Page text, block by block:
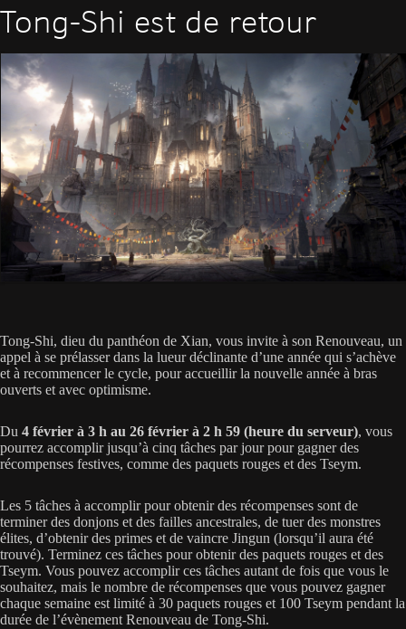
Tong-Shi est de retour
Tong-Shi, dieu du panthéon de Xian, vous invite à son Renouveau, un
appel à se prélasser dans la lueur déclinante d’une année qui s’achève
et à recommencer le cycle, pour accueillir la nouvelle année à bras
ouverts et avec optimisme.
Du 4 février à 3 h au 26 février à 2 h 59 (heure du serveur), vous
pourrez accomplir jusqu’à cinq tâches par jour pour gagner des
récompenses festives, comme des paquets rouges et des Tseym.
Les 5 tâches à accomplir pour obtenir des récompenses sont de
terminer des donjons et des failles ancestrales, de tuer des monstres
élites, d’obtenir des primes et de vaincre Jingun (lorsqu’il aura été
trouvé). Terminez ces tâches pour obtenir des paquets rouges et des
Tseym. Vous pouvez accomplir ces tâches autant de fois que vous le
souhaitez, mais le nombre de récompenses que vous pouvez gagner
chaque semaine est limité à 30 paquets rouges et 100 Tseym pendant la
durée de l’évènement Renouveau de Tong-Shi.